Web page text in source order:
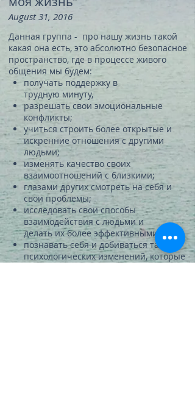
August 31, 2016
Данная группа - про нашу жизнь такой
какая она есть, это абсолютно безопасное
пространство, где в процессе живого
общения мы будем:
получать поддержку в
трудную минуту,
разрешать свои эмоциональные
конфликты;
учиться строить более открытые и
искренние отношения с другими
людьми;
изменять качество своих
взаимоотношений с близкими;
глазами других смотреть на себя и
свои проблемы;
исследовать свои способы
взаимодействия с людьми и
делать их более эффективными;
познавать себя и добиваться таких
психологических изменений, которые